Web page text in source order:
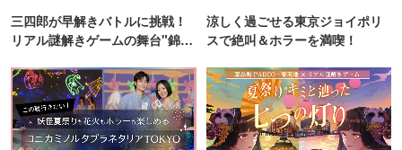
三四郎が早解きバトルに挑戦！
リアル謎解きゲームの舞台"錦糸
涼しく過ごせる東京ジョイポリ
スで絶叫＆ホラーを満喫！